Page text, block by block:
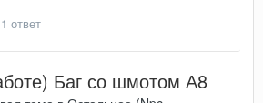
1 ответ
Баг со шмотом А8